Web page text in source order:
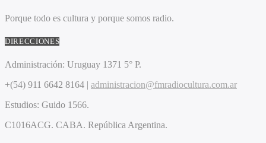
Porque todo es cultura y porque somos radio.
DIRECCIONES
Administración: Uruguay 1371 5° P.
+(54) 911 6642 8164 | administracion@fmradiocultura.com.ar
Estudios: Guido 1566.
C1016ACG. CABA. República Argentina.